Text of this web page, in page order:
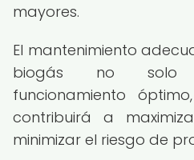
mayores.
El mantenimiento
biogás no solo
funcionamiento
contribuirá a
minimizar el riesgo de